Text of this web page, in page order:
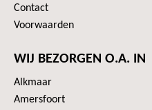
Contact
Voorwaarden
WIJ BEZORGEN O.A. IN
Alkmaar
Amersfoort